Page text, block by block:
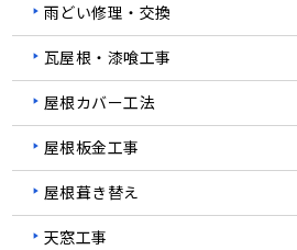
雨どい修理・交換
瓦屋根・漆喰工事
屋根カバー工法
屋根板金工事
屋根葺き替え
天窓工事